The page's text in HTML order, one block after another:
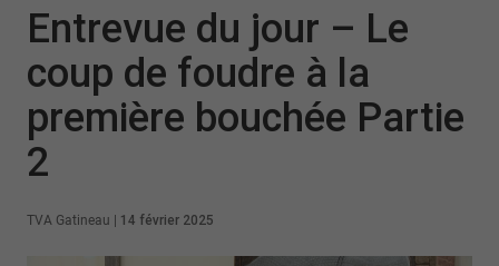
Entrevue du jour – Le
coup de foudre à la
première bouchée Partie
2
TVA Gatineau 14 février 2025